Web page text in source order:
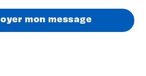
mon message